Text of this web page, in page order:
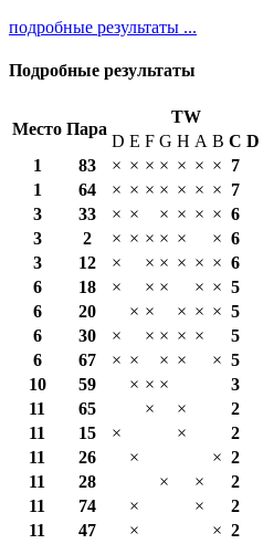
подробные результаты ...
Подробные результаты
Место Пара
TW
D E F G H A B С D
1
83 × × × × × × × 7
1
64 × × × × × × × 7
3
33 × × × × × × 6
3
2 × × × × × × 6
3
12 × × × × × × 6
6
18 × × × × × 5
6
20 × × × × × 5
6
30 × × × × × 5
6
67 × × × × × 5
10
59 × × × 3
11
65 × × 2
11
15 × × 2
11
26 × × 2
11
28 × × 2
11
74 × × 2
11
47 × × 2